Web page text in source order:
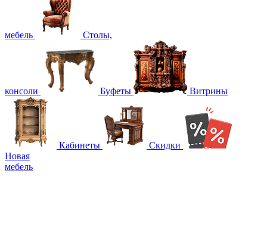
мебель Столы,
консоли Буфеты Витрины
Кабинеты
Скидки
Новая
мебель